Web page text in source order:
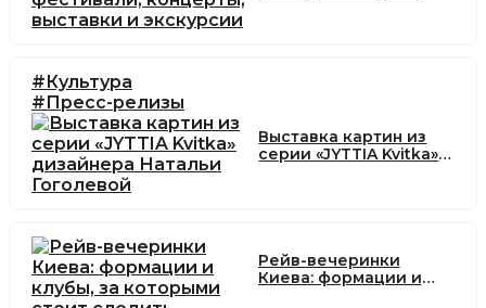
#Культура
#Пресс-релизы
Выставка картин из
серии «JYTTIA Kvitka»
Рейв-вечеринки
Киева: формации и